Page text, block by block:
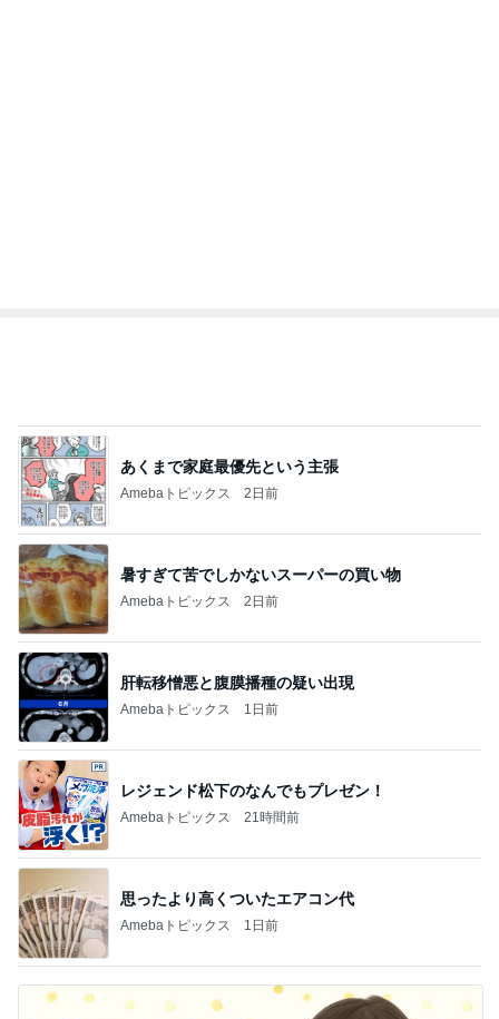
あくまで家庭最優先という主張
Amebaトピックス 2日前
暑すぎて苦でしかないスーパーの買い物
Amebaトピックス 2日前
肝転移憎悪と腹膜播種の疑い出現
Amebaトピックス 1日前
レジェンド松下のなんでもプレゼン！
Amebaトピックス 21時間前
思ったより高くついたエアコン代
Amebaトピックス 1日前